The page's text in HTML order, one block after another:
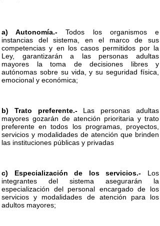
b) Trato preferente.- Las personas adultas
mayores gozarán de atención prioritaria y trato
preferente en todos los programas, proyectos,
servicios y modalidades de atención que brinden
las instituciones públicas y privadas
a) Autonomía.-Todos los organismos e
instancias del sistema, en el marco de sus
competencias y en los casos permitidos por la
Ley, garantizarán a las personas adultas
mayores la toma de decisiones libres y
autónomas sobre su vida, y su seguridad física,
emocional y económica;
c) Especialización de los servicios.- Los
integrantes del sistema asegurarán la
especialización del personal encargado de los
servicios y modalidades de atención para los
adultos mayores;